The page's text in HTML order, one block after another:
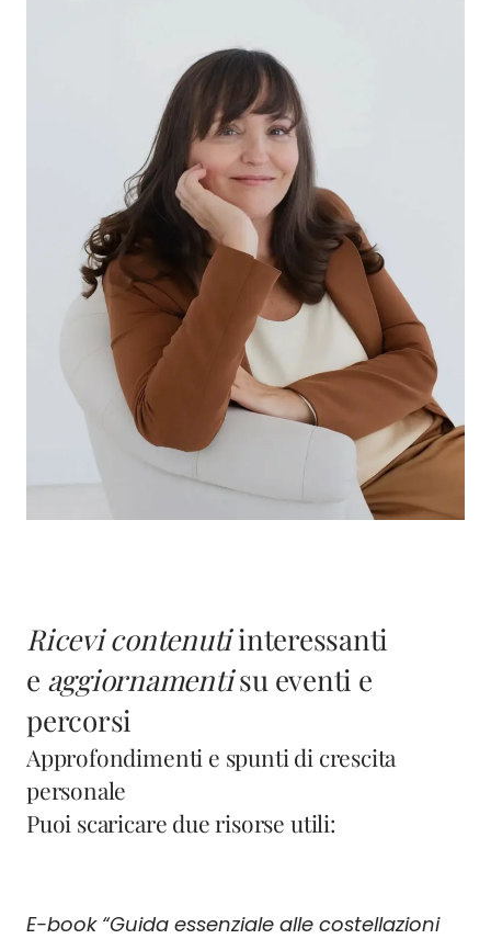
Ricevi contenutiinteressanti
e aggiornamentisu eventi e
percorsi
Approfondimenti e spunti di crescita
personale
Puoi scaricare due risorse utili:
E-book “Guida essenziale alle costellazioni